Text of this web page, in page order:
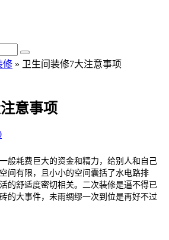
修 » 卫生间装修7大注意事项
意事项
般耗费巨大的资金和精力，给别人和自己
间有限，且小小的空间囊括了水电路排
的舒适度密切相关。二次装修是逼不得已
的大事件，未雨绸缪一次到位是再好不过